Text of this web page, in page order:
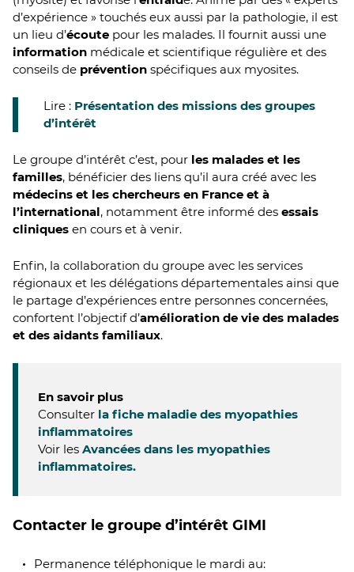
d’expérience » touchés eux aussi par la pathologie, il est
un lieu d’écoute pour les malades. Il fournit aussi une
information médicale et scientifique régulière et des
conseils de prévention spécifiques aux myosites.
Lire : Présentation des missions des groupes
d’intérêt
Le groupe d’intérêt c’est, pour les malades et les
familles, bénéficier des liens qu’il aura créé avec les
médecins et les chercheurs en France et à
l’international, notamment être informé des essais
cliniques en cours et à venir.
Enfin, la collaboration du groupe avec les services
régionaux et les délégations départementales ainsi que
le partage d’expériences entre personnes concernées,
confortent l’objectif d’amélioration de vie des malades
et des aidants familiaux.
En savoir plus
Consulter la fiche maladie des myopathies
inflammatoires
Voir les Avancées dans les myopathies
inflammatoires.
Contacter le groupe d’intérêt GIMI
Permanence téléphonique le mardi au: